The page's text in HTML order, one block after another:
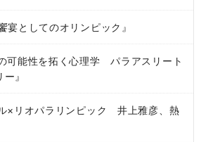
としてのオリンピック』
能性を拓く心理学 パラアスリート
』
×リオパラリンピック 井上雅彦、熱